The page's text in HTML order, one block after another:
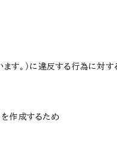
ます。）に違反する行為に対
を作成するため